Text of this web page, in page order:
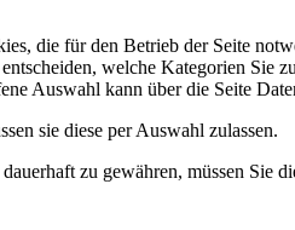
die für den Betrieb der Seite
welche Kategorien Sie
Auswahl kann über die Seite
sie diese per Auswahl zulassen.
zu gewähren, müssen Sie